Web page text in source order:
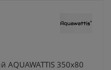
АQUAWATTIS 350х80